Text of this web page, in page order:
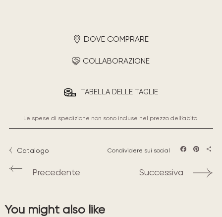
DOVE COMPRARE
COLLABORAZIONE
TABELLA DELLE TAGLIE
Le spese di spedizione non sono incluse nel prezzo dell’abito.
Catalogo Condividere sui social
Precedente Successiva
You might also like